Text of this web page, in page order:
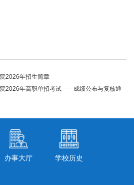
2026年招生简章
2026年高职单招考试——成绩公布与复核通
办事大厅 学校历史